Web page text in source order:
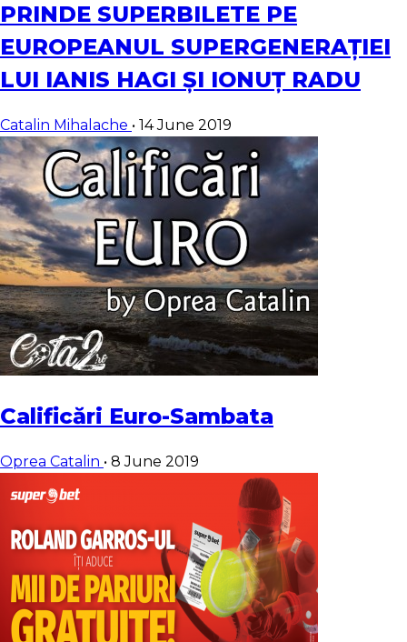
PRINDE SUPERBILETE PE
EUROPEANUL SUPERGENERAȚIEI
LUI IANIS HAGI ȘI IONUȚ RADU
Catalin Mihalache • 14 June 2019
Calificări Euro-Sambata
Oprea Catalin • 8 June 2019